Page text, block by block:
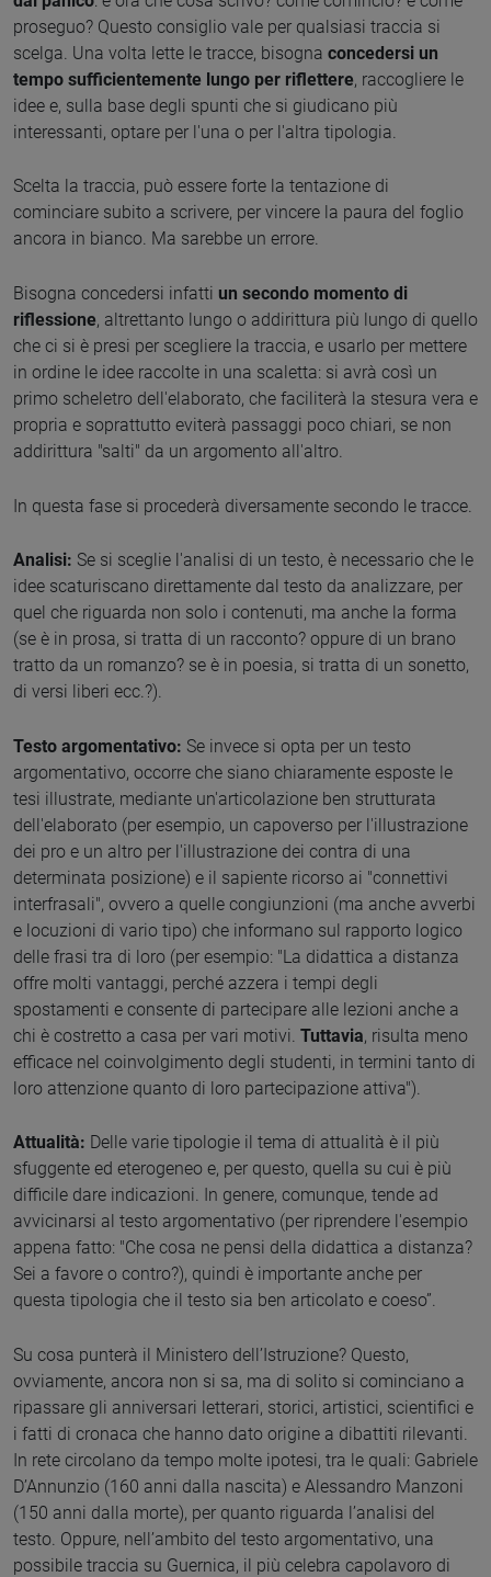
proseguo? Questo consiglio vale per qualsiasi traccia si
scelga. Una volta lette le tracce, bisogna concedersi un
tempo sufficientemente lungo per riflettere, raccogliere le
idee e, sulla base degli spunti che si giudicano più
interessanti, optare per l'una o per l'altra tipologia.
Scelta la traccia, può essere forte la tentazione di
cominciare subito a scrivere, per vincere la paura del foglio
ancora in bianco. Ma sarebbe un errore.
Bisogna concedersi infatti un secondo momento di
riflessione, altrettanto lungo o addirittura più lungo di quello
che ci si è presi per scegliere la traccia, e usarlo per mettere
in ordine le idee raccolte in una scaletta: si avrà così un
primo scheletro dell'elaborato, che faciliterà la stesura vera e
propria e soprattutto eviterà passaggi poco chiari, se non
addirittura "salti" da un argomento all'altro.
In questa fase si procederà diversamente secondo le tracce.
Analisi: Se si sceglie l'analisi di un testo, è necessario che le
idee scaturiscano direttamente dal testo da analizzare, per
quel che riguarda non solo i contenuti, ma anche la forma
(se è in prosa, si tratta di un racconto? oppure di un brano
tratto da un romanzo? se è in poesia, si tratta di un sonetto,
di versi liberi ecc.?).
Testo argomentativo: Se invece si opta per un testo
argomentativo, occorre che siano chiaramente esposte le
tesi illustrate, mediante un'articolazione ben strutturata
dell'elaborato (per esempio, un capoverso per l'illustrazione
dei pro e un altro per l'illustrazione dei contra di una
determinata posizione) e il sapiente ricorso ai "connettivi
interfrasali", ovvero a quelle congiunzioni (ma anche avverbi
e locuzioni di vario tipo) che informano sul rapporto logico
delle frasi tra di loro (per esempio: "La didattica a distanza
offre molti vantaggi, perché azzera i tempi degli
spostamenti e consente di partecipare alle lezioni anche a
chi è costretto a casa per vari motivi. Tuttavia, risulta meno
efficace nel coinvolgimento degli studenti, in termini tanto di
loro attenzione quanto di loro partecipazione attiva").
Attualità: Delle varie tipologie il tema di attualità è il più
sfuggente ed eterogeneo e, per questo, quella su cui è più
difficile dare indicazioni. In genere, comunque, tende ad
avvicinarsi al testo argomentativo (per riprendere l'esempio
appena fatto: "Che cosa ne pensi della didattica a distanza?
Sei a favore o contro?), quindi è importante anche per
questa tipologia che il testo sia ben articolato e coeso”.
Su cosa punterà il Ministero dell’Istruzione? Questo,
ovviamente, ancora non si sa, ma di solito si cominciano a
ripassare gli anniversari letterari, storici, artistici, scientifici e
i fatti di cronaca che hanno dato origine a dibattiti rilevanti.
In rete circolano da tempo molte ipotesi, tra le quali: Gabriele
D’Annunzio (160 anni dalla nascita) e Alessandro Manzoni
(150 anni dalla morte), per quanto riguarda l’analisi del
testo. Oppure, nell’ambito del testo argomentativo, una
possibile traccia su Guernica, il più celebra capolavoro di